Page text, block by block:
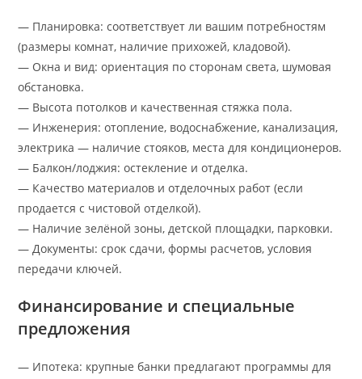
— Планировка: соответствует ли вашим потребностям
(размеры комнат, наличие прихожей, кладовой).
— Окна и вид: ориентация по сторонам света, шумовая
обстановка.
— Высота потолков и качественная стяжка пола.
— Инженерия: отопление, водоснабжение, канализация,
электрика — наличие стояков, места для кондиционеров.
— Балкон/лоджия: остекление и отделка.
— Качество материалов и отделочных работ (если
продается с чистовой отделкой).
— Наличие зелёной зоны, детской площадки, парковки.
— Документы: срок сдачи, формы расчетов, условия
передачи ключей.
Финансирование и специальные
предложения
— Ипотека: крупные банки предлагают программы для